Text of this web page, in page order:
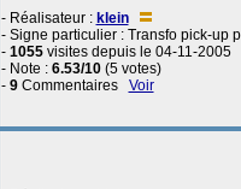
- Réalisateur : klein
- Signe particulier : Transfo pick-up
- 1055visites depuis le 04-11-2005
- Note : 6.53/10(5 votes)
- 9Commentaires Voir